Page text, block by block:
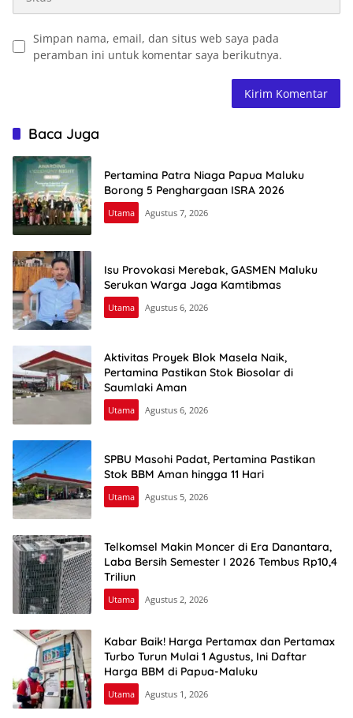
Simpan nama, email, dan situs web saya pada
peramban ini untuk komentar saya berikutnya.
Baca Juga
Pertamina Patra Niaga Papua Maluku
Borong 5 Penghargaan ISRA 2026
Utama Agustus 7, 2026
Isu Provokasi Merebak, GASMEN Maluku
Serukan Warga Jaga Kamtibmas
Utama Agustus 6, 2026
Aktivitas Proyek Blok Masela Naik,
Pertamina Pastikan Stok Biosolar di
Saumlaki Aman
Utama Agustus 6, 2026
SPBU Masohi Padat, Pertamina Pastikan
Stok BBM Aman hingga 11 Hari
Utama Agustus 5, 2026
Telkomsel Makin Moncer di Era Danantara,
Laba Bersih Semester I 2026 Tembus Rp10,4
Triliun
Utama Agustus 2, 2026
Kabar Baik! Harga Pertamax dan Pertamax
Turbo Turun Mulai 1 Agustus, Ini Daftar
Harga BBM di Papua-Maluku
Utama Agustus 1, 2026